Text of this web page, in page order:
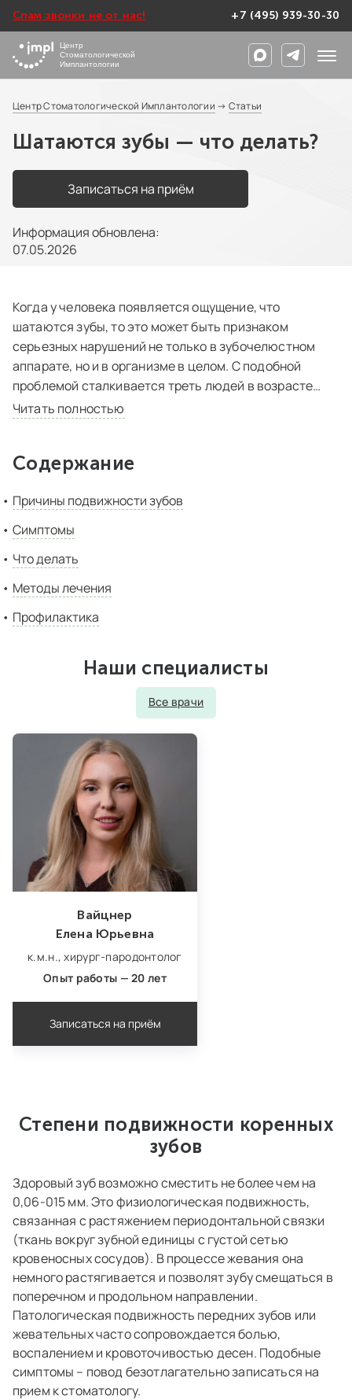
Спам звонки не от нас! +7 (495) 939-30-30
Центр
Стоматологической
Имплантологии
Центр Стоматологической Имплантологии → Статьи
Шатаются зубы — что делать?
Записаться на приём
Информация обновлена:
07.05.2026
Когда у человека появляется ощущение, что
шатаются зубы, то это может быть признаком
серьезных нарушений не только в зубочелюстном
аппарате, но и в организме в целом. С подобной
проблемой сталкивается треть людей в возрасте
старше 30 лет.
свидетельствует о развитии стоматологических
могут и другие причины. Вот почему к диагностике и
лечению следует приступать немедленно, чтобы
исключить возможность развития осложнений и
сохранить красивую улыбку.
Читать полностью
Содержание
Причины подвижности зубов
Симптомы
Что делать
Методы лечения
Профилактика
Наши специалисты
Все врачи
Вайцнер
Елена Юрьевна
к.м.н.,хирург‑пародонтолог
Опыт работы — 20 лет
Записаться на приём
Степени подвижности коренных
зубов
Здоровый зуб возможно сместить не более чем на
0,06-015 мм. Это физиологическая подвижность,
связанная с растяжением периодонтальной связки
(ткань вокруг зубной единицы с густой сетью
кровеносных сосудов). В процессе жевания она
немного растягивается и позволят зубу смещаться в
поперечном и продольном направлении.
Патологическая подвижность передних зубов или
жевательных часто сопровождается болью,
воспалением и кровоточивостью десен. Подобные
симптомы – повод безотлагательно записаться на
прием к стоматологу.